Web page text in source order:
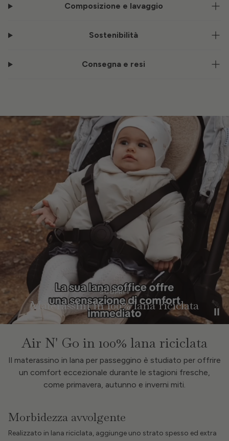
Composizione e lavaggio
Sostenibilità
Consegna e resi
SCOPRI I
Materassini in 100% lana riciclata
Air N' Go in 100% lana riciclata
Il materassino in lana per passeggino è studiato per offrire
un comfort eccezionale durante le stagioni fresche,
come primavera, autunno e inverni miti.
Morbidezza avvolgente
Realizzato in lana riciclata, aggiunge uno strato spesso ed extra